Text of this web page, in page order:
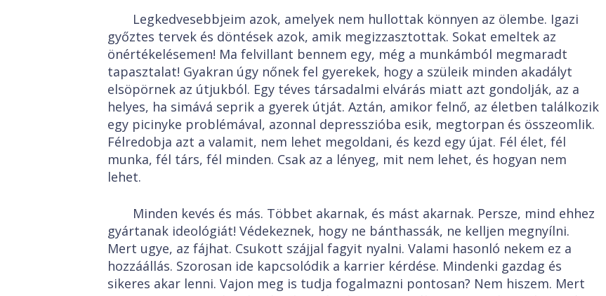
Legkedvesebbjeim azok, amelyek nem hullottak könnyen az ölembe. Igazi
győztes tervek és döntések azok, amik megizzasztottak. Sokat emeltek az
önértékelésemen! Ma felvillant bennem egy, még a munkámból megmaradt
tapasztalat! Gyakran úgy nőnek fel gyerekek, hogy a szüleik minden akadályt
elsöpörnek az útjukból. Egy téves társadalmi elvárás miatt azt gondolják, az a
helyes, ha simává seprik a gyerek útját. Aztán, amikor felnő, az életben találkozik
egy picinyke problémával, azonnal depresszióba esik, megtorpan és összeomlik.
Félredobja azt a valamit, nem lehet megoldani, és kezd egy újat. Fél élet, fél
munka, fél társ, fél minden. Csak az a lényeg, mit nem lehet, és hogyan nem
lehet.
Minden kevés és más. Többet akarnak, és mást akarnak. Persze, mind ehhez
gyártanak ideológiát! Védekeznek, hogy ne bánthassák, ne kelljen megnyílni.
Mert ugye, az fájhat. Csukott szájjal fagyit nyalni. Valami hasonló nekem ez a
hozzáállás. Szorosan ide kapcsolódik a karrier kérdése. Mindenki gazdag és
sikeres akar lenni. Vajon meg is tudja fogalmazni pontosan? Nem hiszem. Mert